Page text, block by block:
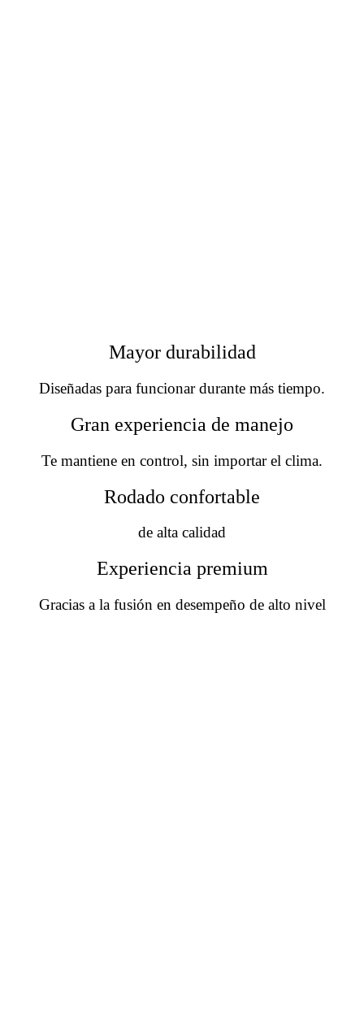
Mayor durabilidad
Diseñadas para funcionar durante más tiempo.
Gran experiencia de manejo
Te mantiene en control, sin importar el clima.
Rodado confortable
de alta calidad
Experiencia premium
Gracias a la fusión en desempeño de alto nivel